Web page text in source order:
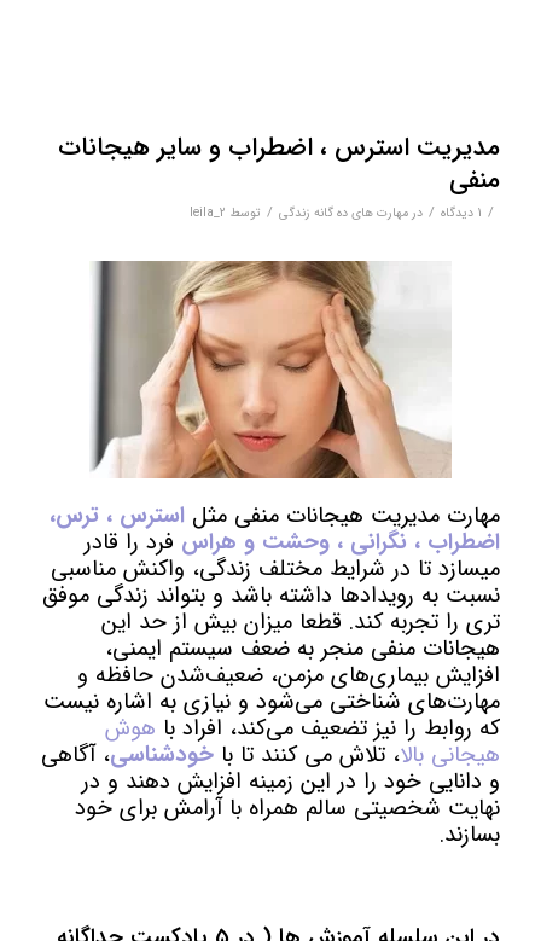
مدیریت استرس ، اضطراب و سایر هیجانات
منفی
/ 1 دیدگاه / در مهارت های ده گانه زندگی / توسط leila_2
مهارت مدیریت هیجانات منفی مثل استرس ، ترس،
اضطراب ، نگرانی ، وحشت و هراس فرد را قادر
میسازد تا در شرایط مختلف زندگی، واکنش مناسبی
نسبت به رویدادها داشته باشد و بتواند زندگی موفق
تری را تجربه کند. قطعا میزان بیش از حد این
هیجانات منفی منجر به ضعف سیستم ایمنی،
افزایش بیماری‌های مزمن، ضعیف‌شدن حافظه و
مهارت‌های شناختی می‎‌شود و نیازی به اشاره نیست
که روابط را نیز تضعیف می‌کند، افراد با هوش
هیجانی بالا، تلاش می کنند تا با خودشناسی، آگاهی
و دانایی خود را در این زمینه افزایش دهند و در
نهایت شخصیتی سالم همراه با آرامش برای خود
بسازند.